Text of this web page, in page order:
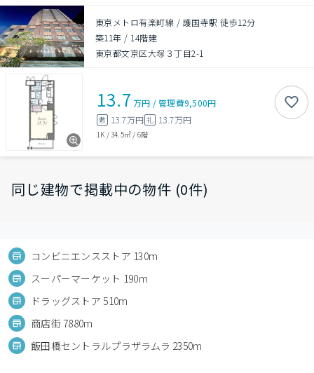
東京メトロ有楽町線 / 護国寺駅 徒歩12分
築11年 / 14階建
東京都文京区大塚３丁目2-1
13.7 万円 /管理費9,500円
敷 13.7万円 礼 13.7万円
1K /34.5㎡ / 6階
同じ建物で掲載中の物件 (0件)
コンビニエンスストア 130m
スーパーマーケット 190m
ドラッグストア 510m
商店街 7880m
飯田橋セントラルプラザラムラ 2350m